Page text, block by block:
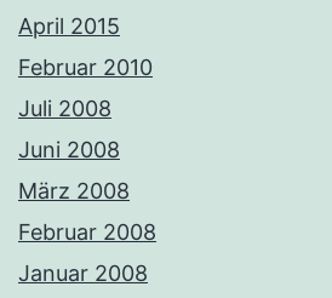
April 2015
Februar 2010
Juli 2008
Juni 2008
März 2008
Februar 2008
Januar 2008